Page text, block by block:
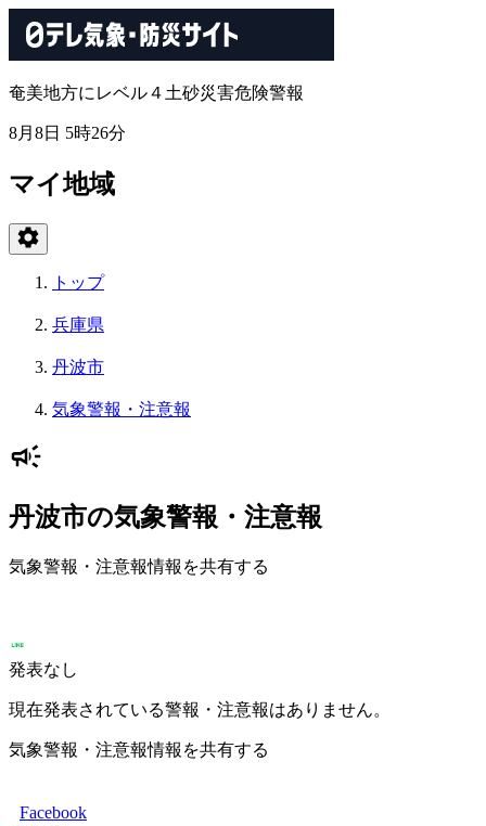
奄美地方にレベル４土砂災害危険警報
8月8日 5時26分
マイ地域
トップ
兵庫県
丹波市
気象警報・注意報
丹波市の気象警報・注意報
気象警報・注意報情報を共有する
発表なし
現在発表されている警報・注意報はありません。
気象警報・注意報情報を共有する
Facebook